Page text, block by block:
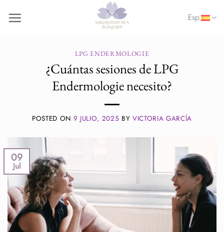
Esp.
LPG ENDERMOLOGIE
¿Cuántas sesiones de LPG
Endermologie necesito?
POSTED ON 9 JULIO, 2025 BYVICTORIA GARCÍA
09
Jul